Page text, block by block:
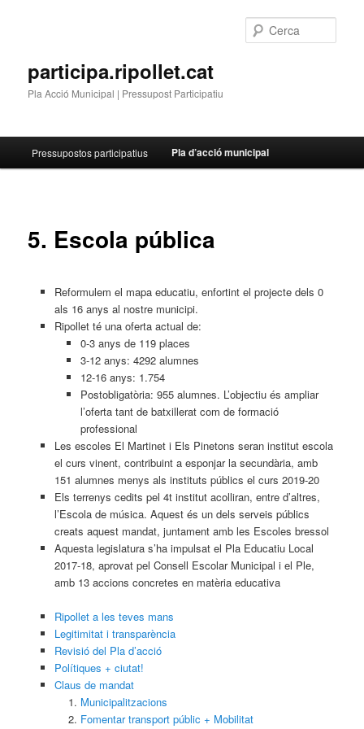
participa.ripollet.cat
Pla Acció Municipal | Pressupost Participatiu
principal
Aneu
Pressupostos participatius Pla d’acció municipal
5. Escola pública
Reformulem el mapa educatiu, enfortint el projecte dels 0
als 16 anys al nostre municipi.
Ripollet té una oferta actual de:
0-3 anys de 119 places
3-12 anys: 4292 alumnes
12-16 anys: 1.754
Postobligatòria: 955 alumnes. L’objectiu és ampliar
l’oferta tant de batxillerat com de formació
professional
Les escoles El Martinet i Els Pinetons seran institut escola
el curs vinent, contribuint a esponjar la secundària, amb
151 alumnes menys als instituts públics el curs 2019-20
Els terrenys cedits pel 4t institut acolliran, entre d’altres,
l’Escola de música. Aquest és un dels serveis públics
creats aquest mandat, juntament amb les Escoles bressol
Aquesta legislatura s’ha impulsat el Pla Educatiu Local
2017-18, aprovat pel Consell Escolar Municipal i el Ple,
amb 13 accions concretes en matèria educativa
Ripollet a les teves mans
Legitimitat i transparència
Revisió del Pla d’acció
Polítiques + ciutat!
Claus de mandat
Municipalitzacions
Fomentar transport públic + Mobilitat